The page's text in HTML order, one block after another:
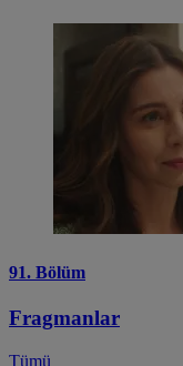
91. Bölüm
Fragmanlar
Tümü